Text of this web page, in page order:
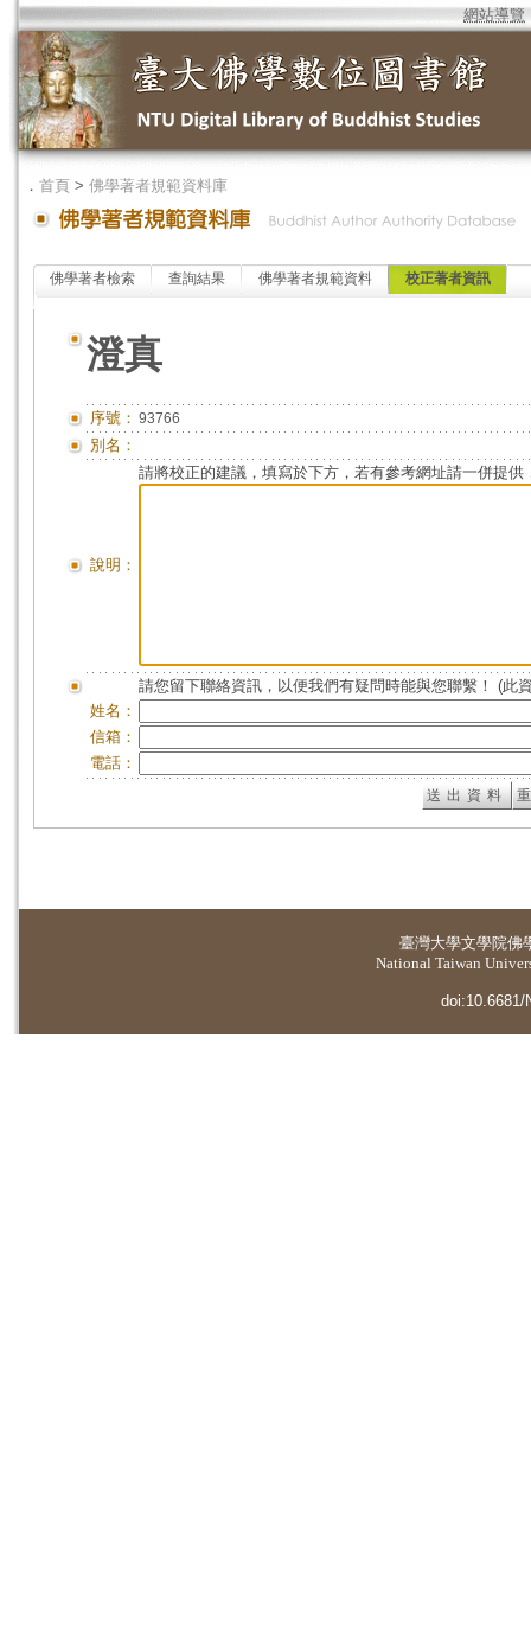
網站導覽
． 首頁 > 佛學著者規範資料庫
佛學著者檢索 查詢結果 佛學著者規範資料 校正著者資訊
澄真
序號： 93766
別名：
說明：
請將校正的建議，填寫於下方，若有參考網址請一併提供
請您留下聯絡資訊，以便我們有疑問時能與您聯繫！ (此
姓名：
信箱：
電話：
臺灣大學文學院佛
National Taiwan
doi:10.6681/